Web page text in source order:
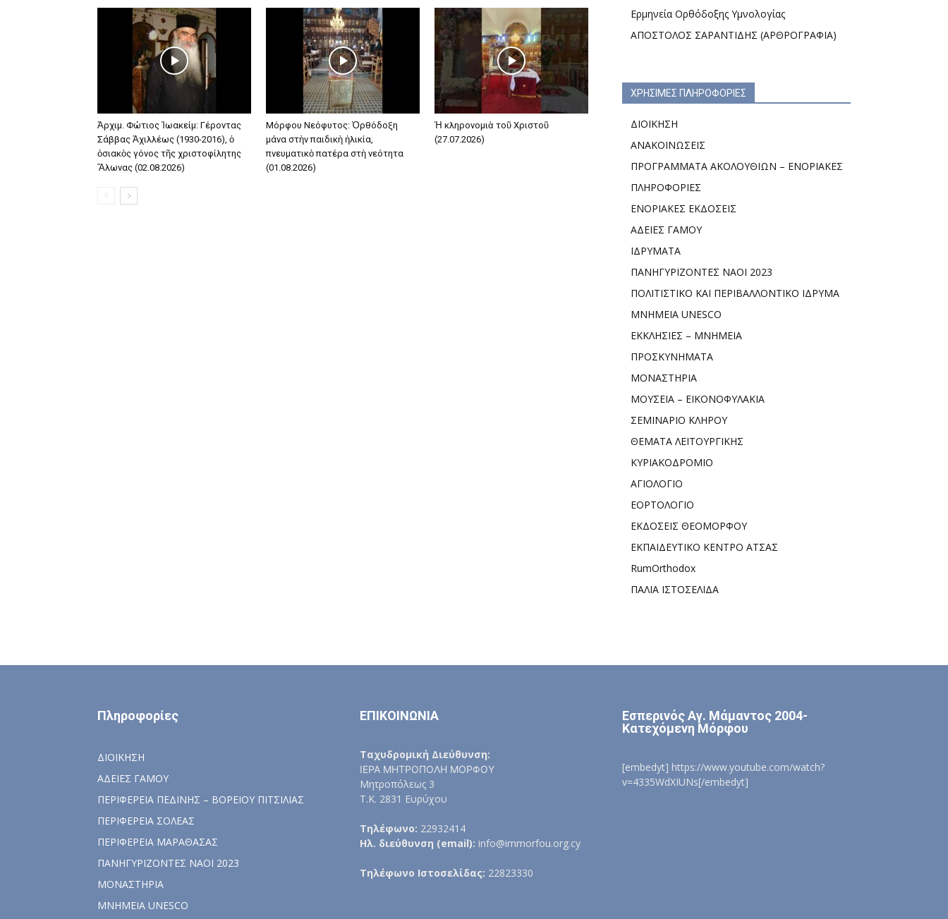
Ἀρχιμ. Φώτιος Ἰωακείμ: Γέροντας
Σάββας Ἀχιλλέως (1930-2016), ὁ
ὁσιακὸς γόνος τῆς χριστοφίλητης
Ἅλωνας (02.08.2026)
Μόρφου Νεόφυτος: Ὀρθόδοξη
μάνα στὴν παιδικὴ ἡλικία,
πνευματικὸ πατέρα στὴ νεότητα
(01.08.2026)
Ἡ κληρονομιὰ τοῦ Χριστοῦ
(27.07.2026)
Ερμηνεία Ορθόδοξης Υμνολογίας
ΑΠΟΣΤΟΛΟΣ ΣΑΡΑΝΤΙΔΗΣ (ΑΡΘΡΟΓΡΑΦΙΑ)
ΧΡΗΣΙΜΕΣ ΠΛΗΡΟΦΟΡΙΕΣ
ΔΙΟΙΚΗΣΗ
ΑΝΑΚΟΙΝΩΣΕΙΣ
ΠΡΟΓΡΑΜΜΑΤΑ ΑΚΟΛΟΥΘΙΩΝ – ΕΝΟΡΙΑΚΕΣ
ΠΛΗΡΟΦΟΡΙΕΣ
ΕΝΟΡΙΑΚΕΣ ΕΚΔΟΣΕΙΣ
ΑΔΕΙΕΣ ΓΑΜΟΥ
ΙΔΡΥΜΑΤΑ
ΠΑΝΗΓΥΡΙΖΟΝΤΕΣ ΝΑΟΙ 2023
ΠΟΛΙΤΙΣΤΙΚΟ ΚΑΙ ΠΕΡΙΒΑΛΛΟΝΤΙΚΟ ΙΔΡΥΜΑ
ΜΝΗΜΕΙΑ UNESCO
ΕΚΚΛΗΣΙΕΣ – ΜΝΗΜΕΙΑ
ΠΡΟΣΚΥΝΗΜΑΤΑ
ΜΟΝΑΣΤΗΡΙΑ
ΜΟΥΣΕΙΑ – ΕΙΚΟΝΟΦΥΛΑΚΙΑ
ΣΕΜΙΝΑΡΙΟ ΚΛΗΡΟΥ
ΘΕΜΑΤΑ ΛΕΙΤΟΥΡΓΙΚΗΣ
ΚΥΡΙΑΚΟΔΡΟΜΙΟ
ΑΓΙΟΛΟΓΙΟ
ΕΟΡΤΟΛΟΓΙΟ
ΕΚΔΟΣΕΙΣ ΘΕΟΜΟΡΦΟΥ
ΕΚΠΑΙΔΕΥΤΙΚΟ ΚΕΝΤΡΟ ΑΤΣΑΣ
RumOrthodox
ΠΑΛΙΑ ΙΣΤΟΣΕΛΙΔΑ
Πληροφορίες
ΔΙΟΙΚΗΣΗ
ΑΔΕΙΕΣ ΓΑΜΟΥ
ΠΕΡΙΦΕΡΕΙΑ ΠΕΔΙΝΗΣ – ΒΟΡΕΙΟΥ ΠΙΤΣΙΛΙΑΣ
ΠΕΡΙΦΕΡΕΙΑ ΣΟΛΕΑΣ
ΠΕΡΙΦΕΡΕΙΑ ΜΑΡΑΘΑΣΑΣ
ΠΑΝΗΓΥΡΙΖΟΝΤΕΣ ΝΑΟΙ 2023
ΜΟΝΑΣΤΗΡΙΑ
ΜΝΗΜΕΙΑ UNESCO
ΕΠΙΚΟΙΝΩΝΙΑ
Ταχυδρομική Διεύθυνση:
ΙΕΡΑ ΜΗΤΡΟΠΟΛΗ ΜΟΡΦΟΥ
Μητροπόλεως 3
Τ.Κ. 2831 Ευρύχου
Τηλέφωνο: 22932414
Ηλ. διεύθυνση (email): info@immorfou.org.cy
Τηλέφωνο Ιστοσελίδας: 22823330
Εσπερινός Αγ. Μάμαντος 2004-
Κατεχόμενη Μόρφου
[embedyt] https://www.youtube.com/watch?
v=4335WdXIUNs[/embedyt]